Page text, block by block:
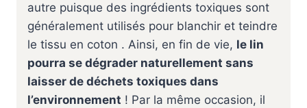
autre puisque des ingrédients toxiques sont
généralement utilisés pour blanchir et teindre
le tissu en coton . Ainsi, en fin de vie, le lin
pourra se dégrader naturellement sans
laisser de déchets toxiques dans
l’environnement ! Par la même occasion, il